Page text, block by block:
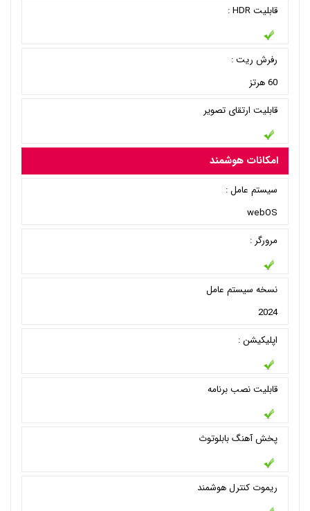
قابلیت HDR :
رفرش ریت :
60 هرتز
قابلیت ارتقای تصویر
امکانات هوشمند
سیستم عامل :
webOS
مرورگر :
نسخه سیستم عامل
2024
اپلیکیشن :
قابلیت نصب برنامه
پخش آهنگ بابلوتوث
ریموت کنترل هوشمند